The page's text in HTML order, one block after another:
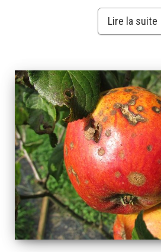
Lire la suite